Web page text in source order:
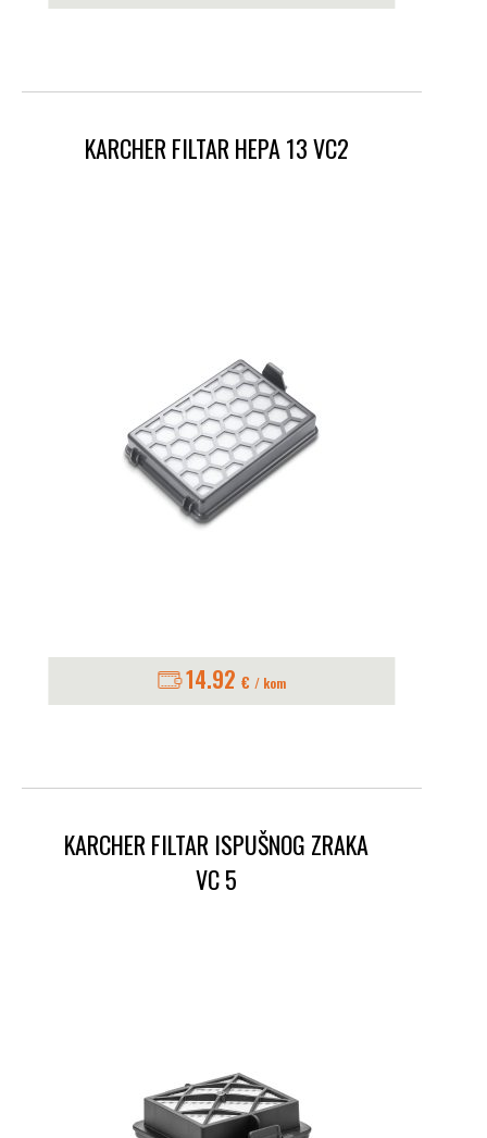
KARCHER FILTAR HEPA 13 VC2
14.92 € / kom
KARCHER FILTAR ISPUŠNOG ZRAKA
VC 5